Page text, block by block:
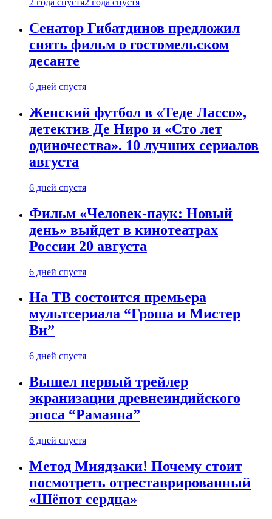
2 года спустя2 года спустя
Сенатор Гибатдинов предложил
снять фильм о гостомельском
десанте
6 дней спустя
Женский футбол в «Теде Лассо»,
детектив Де Ниро и «Сто лет
одиночества». 10 лучших сериалов
августа
6 дней спустя
Фильм «Человек-паук: Новый
день» выйдет в кинотеатрах
России 20 августа
6 дней спустя
На ТВ состоится премьера
мультсериала “Гроша и Мистер
Ви”
6 дней спустя
Вышел первый трейлер
экранизации древнеиндийского
эпоса “Рамаяна”
6 дней спустя
Метод Миядзаки! Почему стоит
посмотреть отреставрированный
«Шёпот сердца»